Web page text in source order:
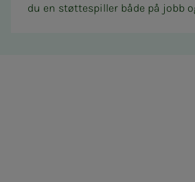
du en støttespiller både på jobb